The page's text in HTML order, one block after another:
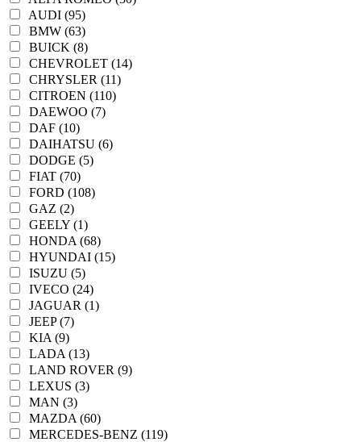
AUDI (95)
BMW (63)
BUICK (8)
CHEVROLET (14)
CHRYSLER (11)
CITROEN (110)
DAEWOO (7)
DAF (10)
DAIHATSU (6)
DODGE (5)
FIAT (70)
FORD (108)
GAZ (2)
GEELY (1)
HONDA (68)
HYUNDAI (15)
ISUZU (5)
IVECO (24)
JAGUAR (1)
JEEP (7)
KIA (9)
LADA (13)
LAND ROVER (9)
LEXUS (3)
MAN (3)
MAZDA (60)
MERCEDES-BENZ (119)